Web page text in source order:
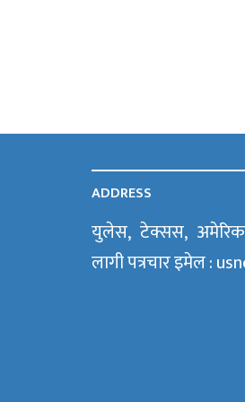
ADDRESS
युलेस, टेक्सस,
लागी पत्रचार इमेल :